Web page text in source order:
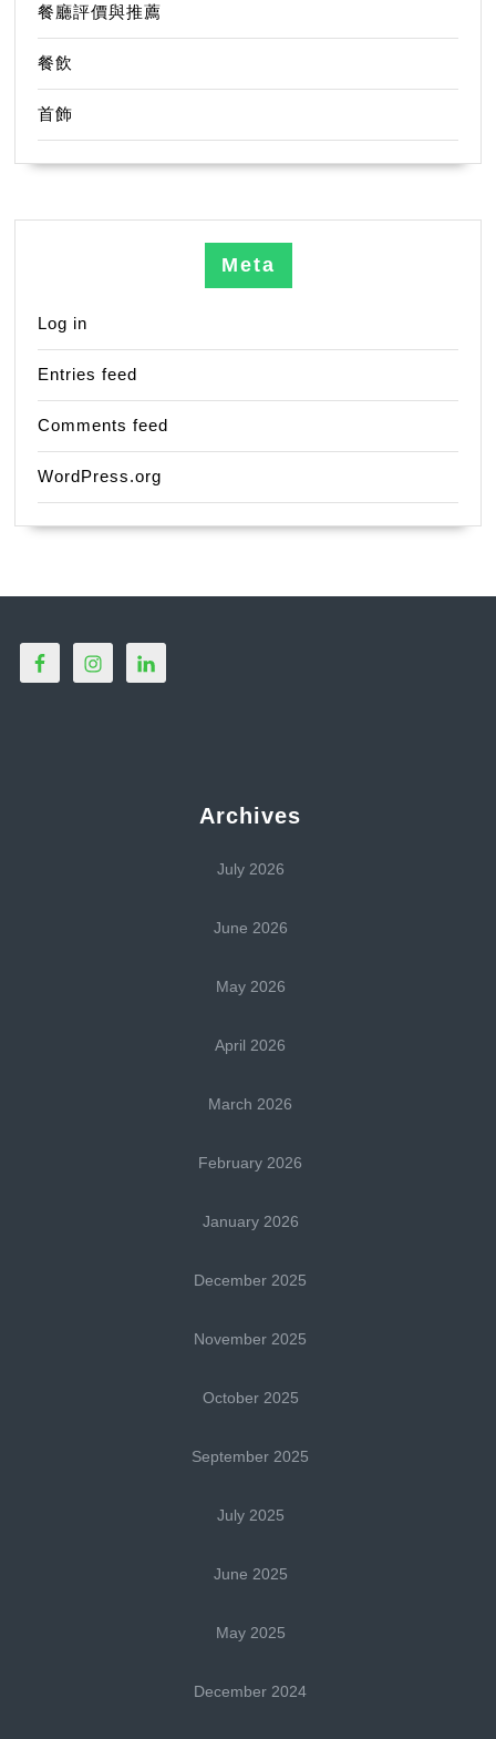
餐廳評價與推薦
餐飲
首飾
Meta
Log in
Entries feed
Comments feed
WordPress.org
Archives
July 2026
June 2026
May 2026
April 2026
March 2026
February 2026
January 2026
December 2025
November 2025
October 2025
September 2025
July 2025
June 2025
May 2025
December 2024